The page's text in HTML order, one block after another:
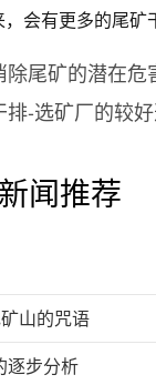
会有更多的尾矿
除尾矿的潜在危
排-选矿厂的较
新闻推荐
山的咒语
逐步分析